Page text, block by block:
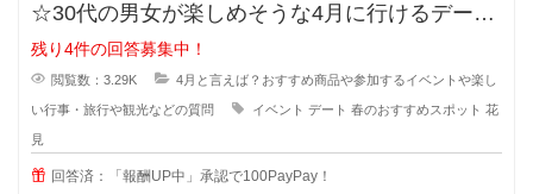
☆30代の男女が楽しめそうな4月に行けるデート
スポットを知ってる方いますか？
残り4件の回答募集中！
閲覧数：3.29K 4月と言えば？おすすめ商品や参加するイベントや楽し
い行事・旅行や観光などの質問 イベント デート 春のおすすめスポット 花
見
回答済：「報酬UP中」承認で100PayPay！